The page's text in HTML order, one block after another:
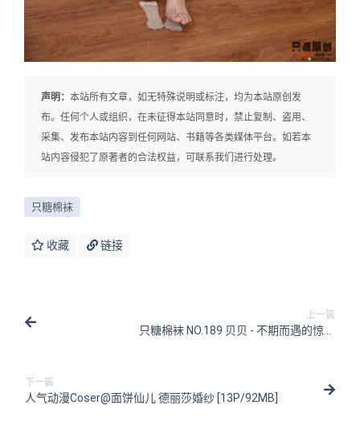
声明： 本站所有文章，如无特殊说明或标注，均为本站原创发
布。任何个人或组织，在未征得本站同意时，禁止复制、盗用、
采集、发布本站内容到任何网站、书籍等各类媒体平台。如若本
站内容侵犯了原著者的合法权益，可联系我们进行处理。
只糖棉袜
收藏 链接
上一篇
只糖棉袜 NO.189 贝贝 - 不期而遇的惊喜
下一篇
人气动漫Coser@面饼仙儿 德丽莎婚纱 [13P/92MB]